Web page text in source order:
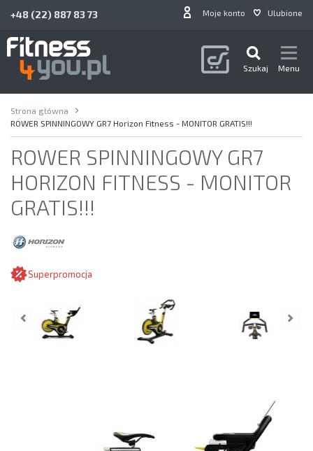
+48 (22) 887 83 73 Moje konto Ulubione
Szukaj Menu
Strona główna
ROWER SPINNINGOWY GR7 Horizon Fitness - MONITOR GRATIS!!!
ROWER SPINNINGOWY GR7
HORIZON FITNESS - MONITOR
GRATIS!!!
Superpromocja